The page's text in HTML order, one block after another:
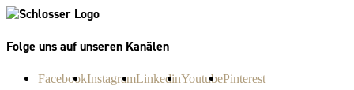
Folge uns auf unseren Kanälen
FacebookInstagramLinkedinYoutubePinterest